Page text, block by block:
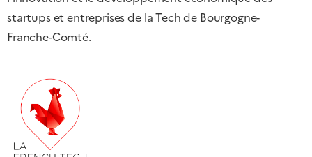
startups et entreprises de la Tech de Bourgogne-
Franche-Comté.